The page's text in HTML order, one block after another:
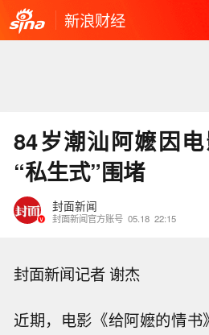
新浪财经
84岁潮汕阿嬷因
“私生式”围堵
封面新闻
封面新闻官方账号 05.18 22:15
封面新闻记者 谢杰
近期，电影《给阿嬷的情